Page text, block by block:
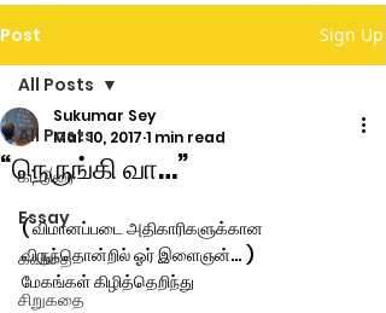
Post Sign Up
All Posts
கட்டுரை
Essay
கவிதை
சிறுகதை
All Posts
“நெருங்கி வா…”
Sukumar Sey
Mar 10, 2017 1 min read
( விமானப்படை அதிகாரிகளுக்கான
விருந்தொன்றில் ஓர் இளைஞன்… )
மேகங்கள் கிழித்தெறிந்து